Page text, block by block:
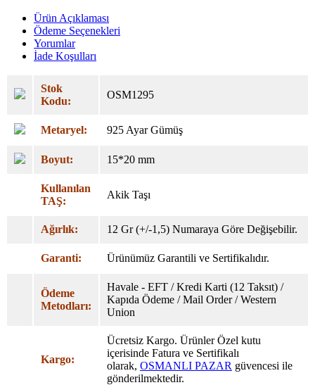
Ürün Açıklaması
Ödeme Seçenekleri
Yorumlar
İade Koşulları
Stok
Kodu:
OSM1295
Metaryel: 925 Ayar Gümüş
Boyut: 15*20 mm
Kullanılan
TAŞ:
Akik Taşı
Ağırlık: 12 Gr (+/-1,5) Numaraya Göre Değişebilir.
Garanti: Ürünümüz Garantili ve Sertifikalıdır.
Ödeme
Metodları:
Havale - EFT / Kredi Karti (12 Taksıt) /
Kapıda Ödeme / Mail Order / Western
Union
Kargo:
Ücretsiz Kargo. Ürünler Özel kutu
içerisinde Fatura ve Sertifikalı
olarak, OSMANLI PAZAR güvencesi ile
gönderilmektedir.